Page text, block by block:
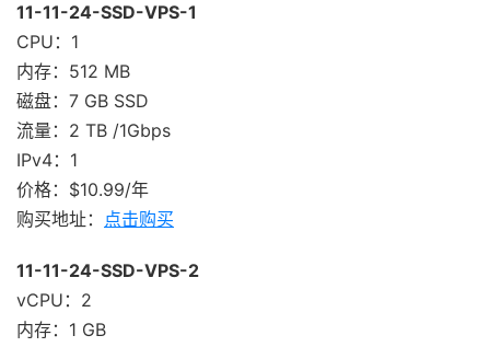
11-11-24-SSD-VPS-1
CPU：1
内存：512 MB
磁盘：7 GB SSD
流量：2 TB /1Gbps
IPv4：1
价格：$10.99/年
购买地址： 点击购买
11-11-24-SSD-VPS-2
vCPU：2
内存：1 GB